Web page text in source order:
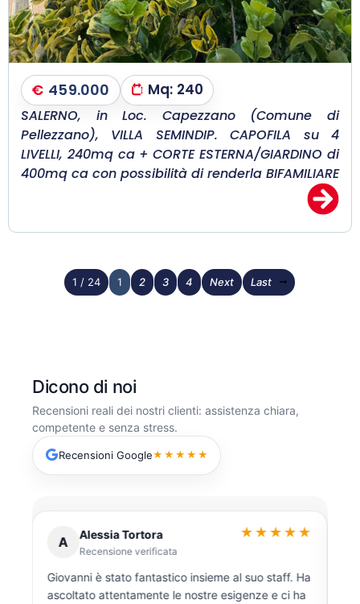
€ 459.000 Mq: 240
SALERNO, in Loc. Capezzano (Comune di
Pellezzano), VILLA SEMINDIP. CAPOFILA su 4
LIVELLI, 240mq ca + CORTE ESTERNA/GIARDINO di
400mq ca con possibilità di renderla BIFAMILIARE
1 / 24 1 2 3 4 Next Last
Dicono di noi
Recensioni reali dei nostri clienti: assistenza chiara,
competente e senza stress.
Recensioni Google★★★★★
A Alessia Tortora
Recensione verificata
★★★★★
Giovanni è stato fantastico insieme al suo staff. Ha
ascoltato attentamente le nostre esigenze e ci ha